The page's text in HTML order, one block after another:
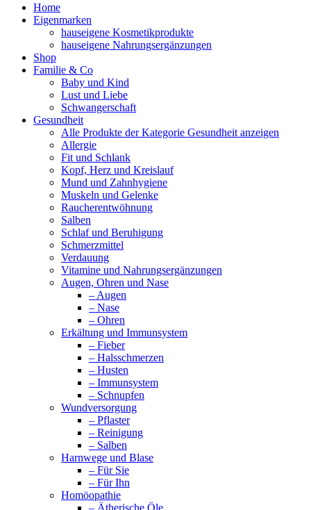
Home
Eigenmarken
hauseigene Kosmetikprodukte
hauseigene Nahrungsergänzungen
Shop
Familie & Co
Baby und Kind
Lust und Liebe
Schwangerschaft
Gesundheit
Alle Produkte der Kategorie Gesundheit anzeigen
Allergie
Fit und Schlank
Kopf, Herz und Kreislauf
Mund und Zahnhygiene
Muskeln und Gelenke
Raucherentwöhnung
Salben
Schlaf und Beruhigung
Schmerzmittel
Verdauung
Vitamine und Nahrungsergänzungen
Augen, Ohren und Nase
– Augen
– Nase
– Ohren
Erkältung und Immunsystem
– Fieber
– Halsschmerzen
– Husten
– Immunsystem
– Schnupfen
Wundversorgung
– Pflaster
– Reinigung
– Salben
Harnwege und Blase
– Für Sie
– Für Ihn
Homöopathie
– Ätherische Öle